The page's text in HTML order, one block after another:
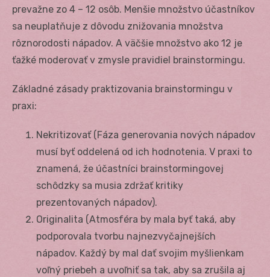
prevažne zo 4 – 12 osôb. Menšie množstvo účastníkov
sa neuplatňuje z dôvodu znižovania množstva
rôznorodosti nápadov. A väčšie množstvo ako 12 je
ťažké moderovať v zmysle pravidiel brainstormingu.
Základné zásady praktizovania brainstormingu v
praxi:
Nekritizovať (Fáza generovania nových nápadov
musí byť oddelená od ich hodnotenia. V praxi to
znamená, že účastníci brainstormingovej
schôdzky sa musia zdržať kritiky
prezentovaných nápadov).
Originalita (Atmosféra by mala byť taká, aby
podporovala tvorbu najnezvyčajnejších
nápadov. Každý by mal dať svojim myšlienkam
voľný priebeh a uvoľniť sa tak, aby sa zrušila aj